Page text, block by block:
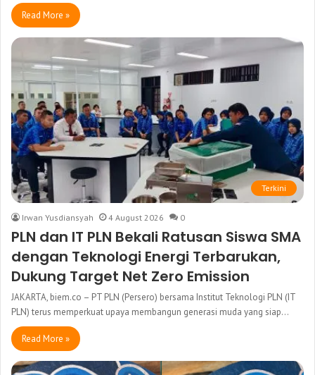
Read More »
Terkini
Irwan Yusdiansyah 4 August 2026 0
PLN dan IT PLN Bekali Ratusan Siswa SMA
dengan Teknologi Energi Terbarukan,
Dukung Target Net Zero Emission
JAKARTA, biem.co – PT PLN (Persero) bersama Institut Teknologi PLN (IT
PLN) terus memperkuat upaya membangun generasi muda yang siap…
Read More »